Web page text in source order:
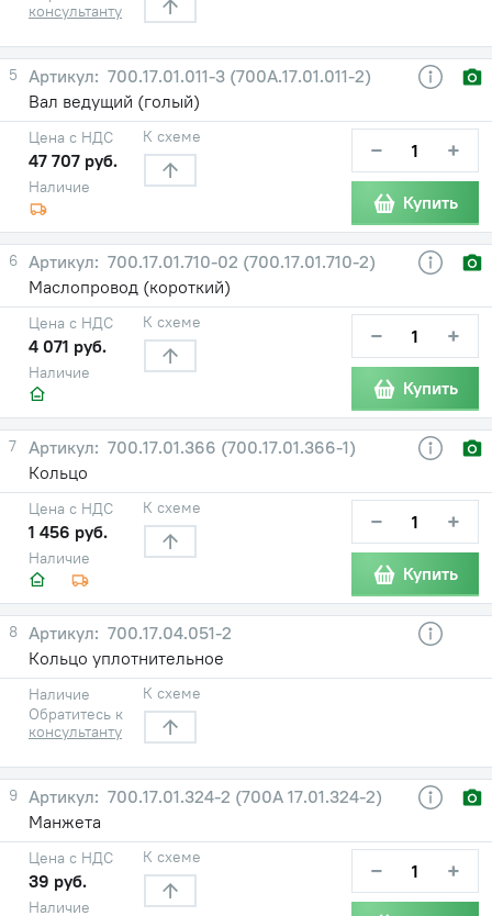
консультанту
5
700.17.01.011-3 (700А.17.01.011-2)
Вал ведущий (голый)
Наличие
Цена с НДС
47 707 руб.
К схеме − +
Купить
6
700.17.01.710-02 (700.17.01.710-2)
Маслопровод (короткий)
Наличие
Цена с НДС
4 071 руб.
К схеме − +
Купить
7
700.17.01.366 (700.17.01.366-1)
Кольцо
Наличие
Цена с НДС
1 456 руб.
К схеме − +
Купить
8
700.17.04.051-2
Кольцо уплотнительное
Наличие
Обратитесь к
консультанту
К схеме
9
700.17.01.324-2 (700А 17.01.324-2)
Манжета
Наличие
Цена с НДС
39 руб.
К схеме − +